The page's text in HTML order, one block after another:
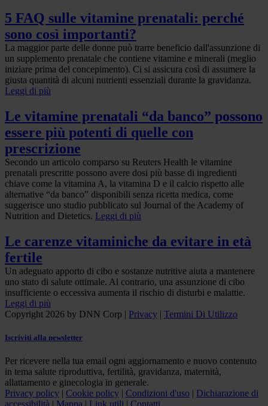
5 FAQ sulle vitamine prenatali: perché
sono così importanti?
La maggior parte delle donne può trarre beneficio dall'assunzione di
un supplemento prenatale che contiene vitamine e minerali (meglio
iniziare prima del concepimento). Ci si assicura così di assumere la
giusta quantità di alcuni nutrienti essenziali durante la gravidanza.
Leggi di più
Le vitamine prenatali “da banco” possono
essere più potenti di quelle con
prescrizione
Secondo un articolo comparso su Reuters Health le vitamine
prenatali prescritte possono avere dosi più basse di ingredienti
chiave come la vitamina A, la vitamina D e il calcio rispetto alle
alternative “da banco” disponibili senza ricetta medica, come
suggerisce uno studio pubblicato sul Journal of the Academy of
Nutrition and Dietetics. Leggi di più
Le carenze vitaminiche da evitare in età
fertile
Un adeguato apporto di cibo e sostanze nutritive aiuta a mantenere
uno stato di salute ottimale. Al contrario, una assunzione di cibo
insufficiente o eccessiva aumenta il rischio di disturbi e malattie.
Leggi di più
Copyright 2026 by DNN Corp | Privacy | Termini Di Utilizzo
Iscriviti alla newsletter
Per ricevere nella tua email ogni aggiornamento e nuovo contenuto
in tema salute riproduttiva, fertilità, gravidanza, maternità,
allattamento e ginecologia in generale.
Privacy policy | Cookie policy | Condizioni d'uso | Dichiarazione di